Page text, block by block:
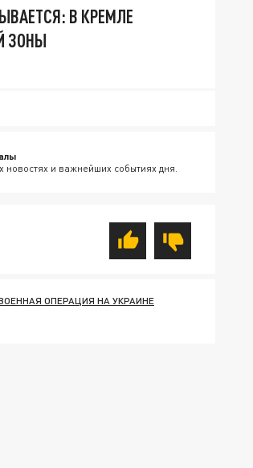
В КРЕМЛЕ
ЗОНЫ
новостях и важнейших событиях дня.
ОПЕРАЦИЯ НА УКРАИНЕ